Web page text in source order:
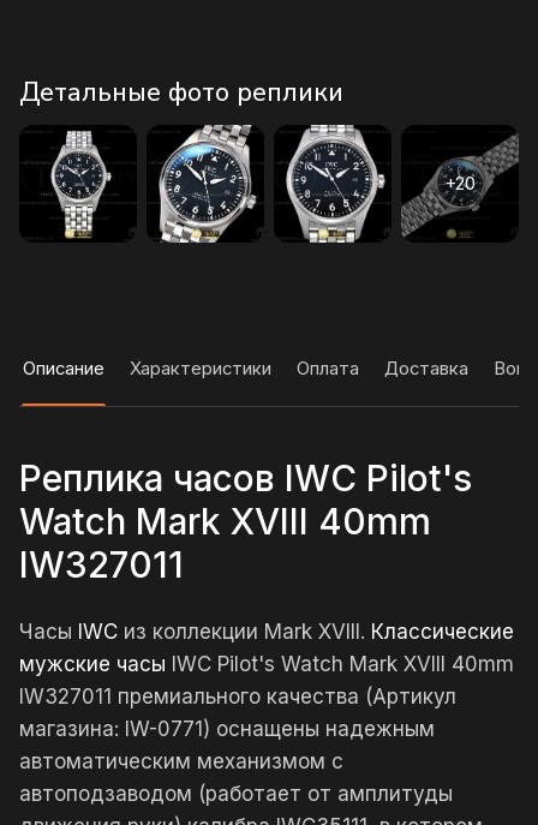
Детальные фото реплики
Описание Характеристики Оплата Доставка
Реплика часов IWC Pilot's
Watch Mark XVIII 40mm
IW327011
Часы IWC из коллекции Mark XVIII. Классические
мужские часы IWC Pilot's Watch Mark XVIII 40mm
IW327011 премиального качества (Артикул
магазина: IW-0771) оснащены надежным
автоматическим механизмом с
автоподзаводом (работает от амплитуды